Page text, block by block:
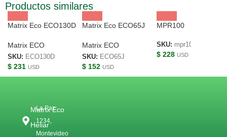
Productos similares
Matrix Eco ECO130D
Matrix ECO
SKU: ECO130D
$ 231 USD
Matrix Eco ECO65J
Matrix ECO
SKU: ECO65J
$152 USD
MPR100
SKU: mpr100
$228 USD
La Paz
1234,
Montevideo
Matrix Eco
Heliar